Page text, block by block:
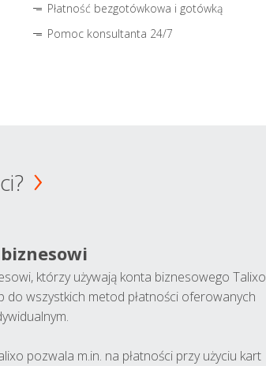
Płatność bezgotówkowa i gotówką
Pomoc konsultanta 24/7
którzy używają konta biznesowego Talixo
do wszystkich metod płatności oferowanych
pozwala m.in. na płatności przy użyciu kart